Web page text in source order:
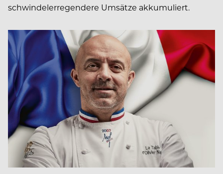
schwindelerregendere Umsätze akkumuliert.